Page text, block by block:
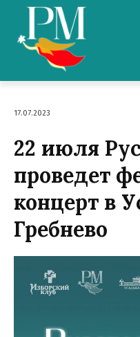
17.07.2023
22 июля
проведет
концерт в
Гребнево